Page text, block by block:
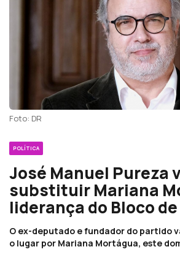
Foto: DR
POLÍTICA
José Manuel Pureza
substituir Mariana
liderança do Bloco
O ex-deputado e fundador do partido
o lugar por Mariana Mortágua, este